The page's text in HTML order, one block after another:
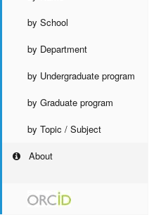
by School
by Department
by Undergraduate program
by Graduate program
by Topic / Subject
About